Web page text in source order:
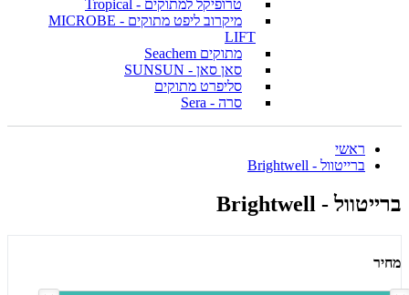
טרופיקל למתוקים - Tropical
מיקרוב ליפט מתוקים - MICROBE
LIFT
מתוקים Seachem
סאן סאן - SUNSUN
סליפרט מתוקים
סרה - Sera
ראשי
ברייטוול - Brightwell
ברייטוול - Brightwell
מחיר